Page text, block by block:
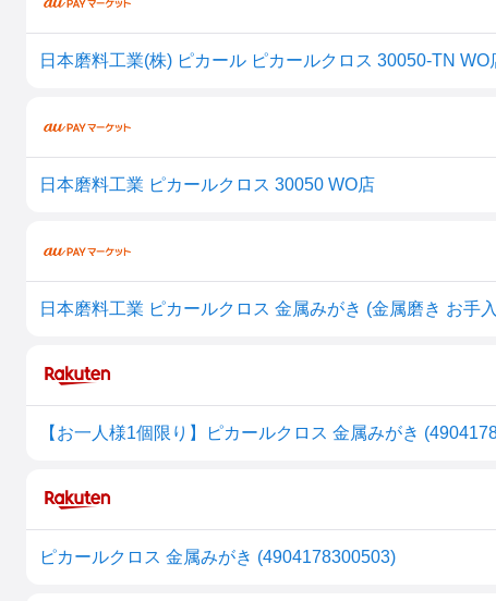
日本磨料工業(株) ピカール ピカールクロス 30050-TN WO
日本磨料工業 ピカールクロス 30050 WO店
日本磨料工業 ピカールクロス 金属みがき (金属磨き お手
【お一人様1個限り】ピカールクロス 金属みがき
ピカールクロス 金属みがき (4904178300503)